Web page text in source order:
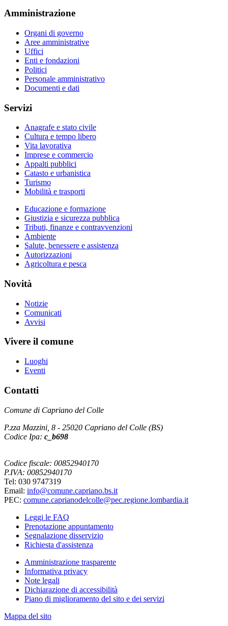
Amministrazione
Organi di governo
Aree amministrative
Uffici
Enti e fondazioni
Politici
Personale amministrativo
Documenti e dati
Servizi
Anagrafe e stato civile
Cultura e tempo libero
Vita lavorativa
Imprese e commercio
Appalti pubblici
Catasto e urbanistica
Turismo
Mobilità e trasporti
Educazione e formazione
Giustizia e sicurezza pubblica
Tributi, finanze e contravvenzioni
Ambiente
Salute, benessere e assistenza
Autorizzazioni
Agricoltura e pesca
Novità
Notizie
Comunicati
Avvisi
Vivere il comune
Luoghi
Eventi
Contatti
Comune di Capriano del Colle
P.zza Mazzini, 8 - 25020 Capriano del Colle (BS)
Codice Ipa: c_b698
Codice fiscale: 00852940170
P.IVA: 00852940170
Tel: 030 9747319
Email: info@comune.capriano.bs.it
PEC: comune.caprianodelcolle@pec.regione.lombardia.it
Leggi le FAQ
Prenotazione appuntamento
Segnalazione disservizio
Richiesta d'assistenza
Amministrazione trasparente
Informativa privacy
Note legali
Dichiarazione di accessibilità
Piano di miglioramento del sito e dei servizi
Mappa del sito